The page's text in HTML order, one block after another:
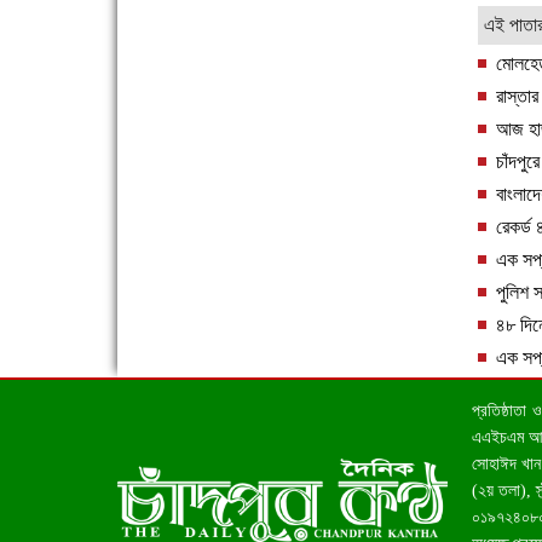
ফরিদগঞ্জে ড্রেন ও সড়ক নির্মাণে ধীরগতি জনদুর্ভোগ
এই
আজ
রেকর্ড
এক
পুলিশ
৪৮
এক
এএইচএম
সোহাঈদ
(২য় তলা),